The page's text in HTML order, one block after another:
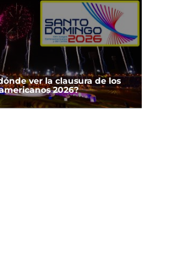
ver la clausura de los
2026?